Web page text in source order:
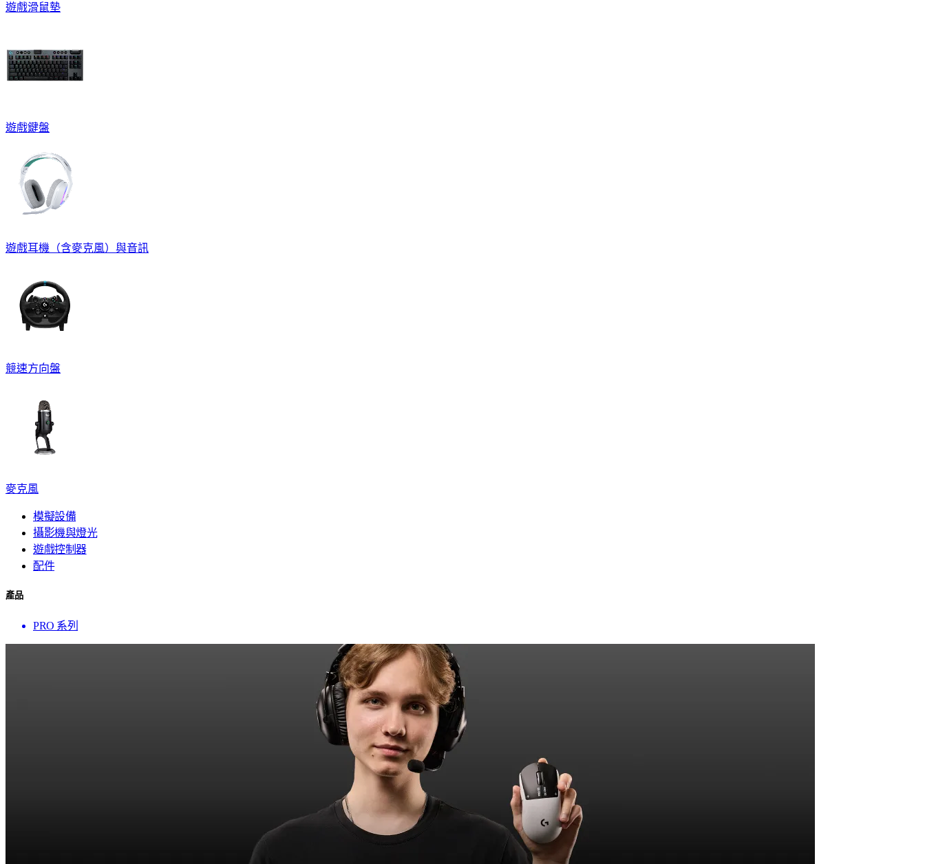
遊戲滑鼠墊
遊戲鍵盤
遊戲耳機（含麥克風）與音訊
競速方向盤
麥克風
模擬設備
攝影機與燈光
遊戲控制器
配件
產品
PRO 系列